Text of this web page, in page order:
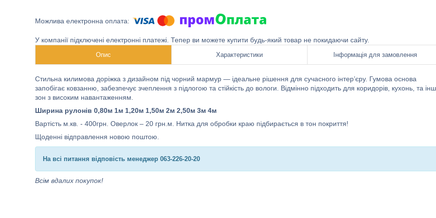
У компанії підключені електронні платежі. Тепер ви можете купити будь-який товар не покидаючи сайту.
Опис Характеристики Інформація для замовлення
Стильна килимова доріжка з дизайном під чорний мармур — ідеальне рішення для сучасного інтер’єру. Гумова основа
запобігає ковзанню, забезпечує зчеплення з підлогою та стійкість до вологи. Відмінно підходить для коридорів, кухонь, та
зон з високим навантаженням.
Ширина рулонів 0,80м 1м 1,20м 1,50м 2м 2,50м 3м 4м
Вартість м.кв. - 400грн. Оверлок – 20 грн.м. Нитка для обробки краю підбирається в тон покриття!
Щоденні відправлення новою поштою.
На всі питання відповість менеджер 063-226-20-20
Всім вдалих покупок!